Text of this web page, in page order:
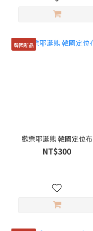
韓國新品
歡樂耶誕熊 韓國定位布
NT$300